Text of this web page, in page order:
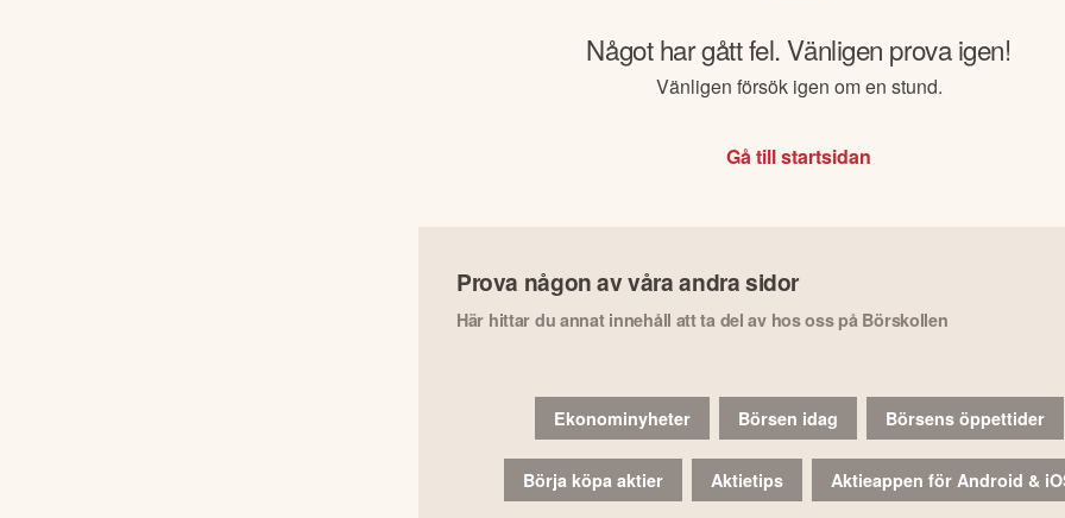
Något har gått fel. Vänligen prova igen!
Vänligen försök igen om en stund.
Gå till startsidan
Prova någon av våra andra sidor
Här hittar du annat innehåll att ta del av hos oss på Börskollen
Ekonominyheter Börsen idag Börsens öppettider
Börja köpa aktier Aktietips Aktieappen för Android &